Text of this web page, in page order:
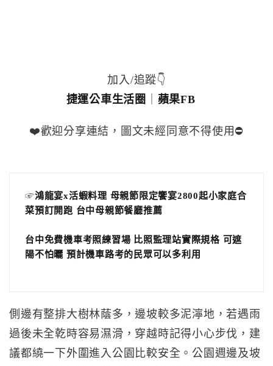
加入/追蹤👇
捷運公車生活圈
蘋果FB
❤️歡迎分享連結，圖文未經同意不得使用⛔️
☞鴻龍宴x活蝦料理 母親節限定饗宴2800起小家庭合
菜預訂開跑 台中母親節餐廳推薦
台中免費機車考照練習場 比照監理站實際規格 可遮
陽不怕曬 預計機車路考的民眾可以多利用
側邊有整排大樹林蔭多，邊坡較多泥濘地，若遇雨
過後未全乾時容易濕滑，穿越時記得小心步伐，建
議都繞一下外圍進入公園比較安全。公園週邊及坡